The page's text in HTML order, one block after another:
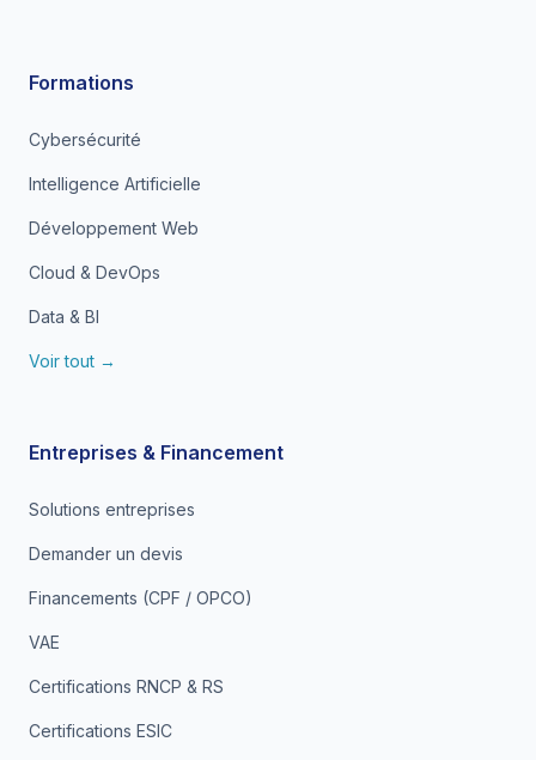
Formations
Cybersécurité
Intelligence Artificielle
Développement Web
Cloud & DevOps
Data & BI
Voir tout →
Entreprises & Financement
Solutions entreprises
Demander un devis
Financements (CPF / OPCO)
VAE
Certifications RNCP & RS
Certifications ESIC